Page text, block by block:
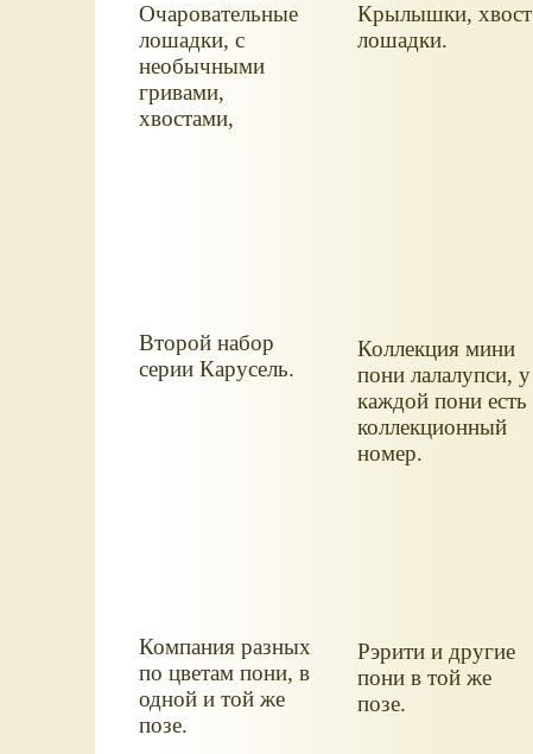
Очаровательные
лошадки, с
необычными
гривами,
хвостами,
Крылышки, хвост
лошадки.
Второй набор
серии Карусель.
Коллекция мини
пони лалалупси, у
каждой пони есть
коллекционный
номер.
Компания разных
по цветам пони, в
одной и той же
позе.
Рэрити и другие
пони в той же
позе.